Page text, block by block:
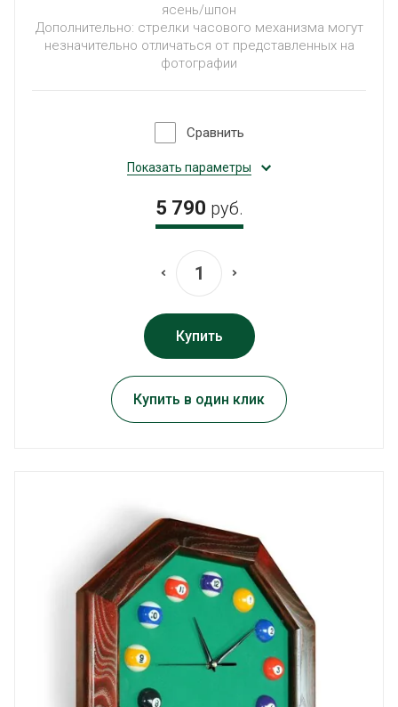
ясень/шпон
Дополнительно: стрелки часового механизма могут
незначительно отличаться от представленных на
фотографии
Сравнить
Показать параметры
5 790 руб.
Купить
Купить в один клик